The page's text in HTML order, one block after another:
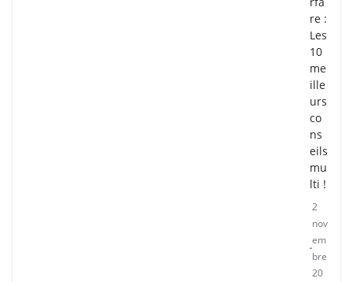
re :
Les
10
me
ille
urs
co
ns
eils
mu
lti !
2
nov
em
bre
20